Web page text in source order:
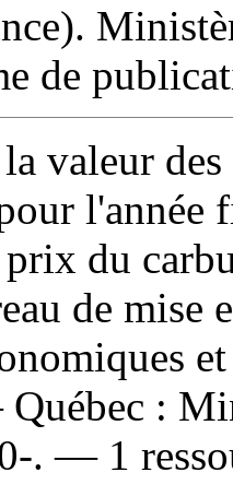
de
valeur
l'année
prix du
de mise
:
. — 1